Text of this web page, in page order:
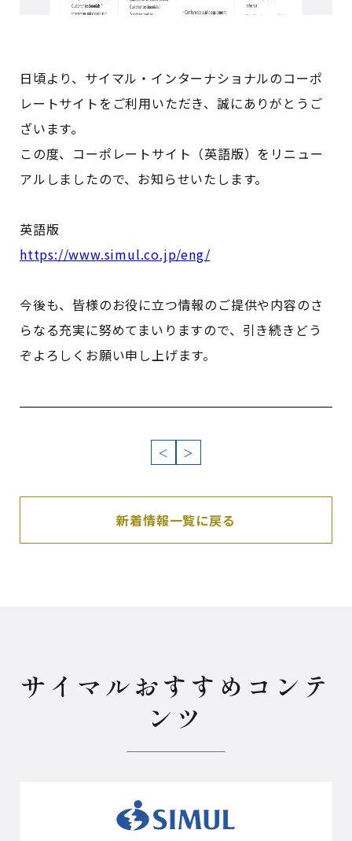
日頃より、サイマル・インターナショナルのコーポ
レートサイトをご利用いただき、誠にありがとうご
ざいます。
この度、コーポレートサイト（英語版）をリニュー
アルしましたので、お知らせいたします。
英語版
https://www.simul.co.jp/eng/
今後も、皆様のお役に立つ情報のご提供や内容のさ
らなる充実に努めてまいりますので、引き続きどう
ぞよろしくお願い申し上げます。
＜ ＞
新着情報一覧に戻る
サイマルおすすめコンテ
ンツ